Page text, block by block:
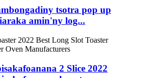
tsotra pop up
amin'ny log...
2 Slice 2022